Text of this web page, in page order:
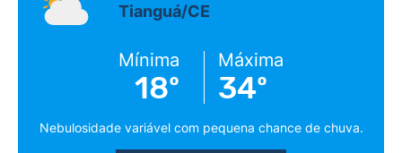
Tianguá/CE
Mínima
18º
Máxima
34º
Nebulosidade variável com pequena chance de chuva.